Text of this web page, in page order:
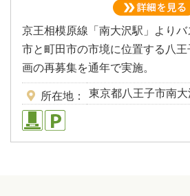
京王相模原線「南大沢駅」より
市と町田市の市境に位置する八
画の再募集を通年で実施。
所在地 東京都八王子市南